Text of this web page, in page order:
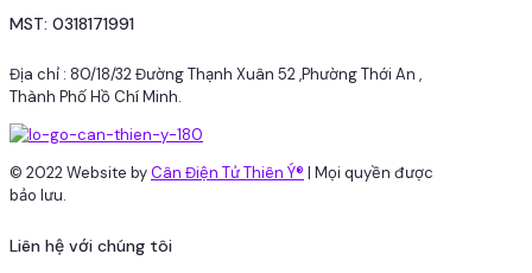
MST: 0318171991
Địa chỉ : 80/18/32 Đường Thạnh Xuân 52 ,Phường Thới An ,
Thành Phố Hồ Chí Minh.
© 2022 Website byCân Điện Tử Thiên Ý® | Mọi quyền được
bảo lưu.
Liên hệ với chúng tôi